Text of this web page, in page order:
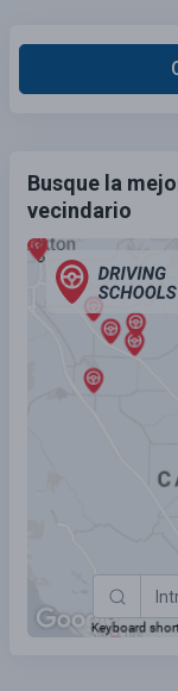
Busque la
vecindario